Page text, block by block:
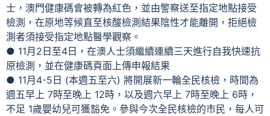
士，澳門健康碼會被轉為紅色，並由警察送至指定地點接受
檢測，在原地等候直至核酸檢測結果陰性才能離開，拒絕檢
測者須接受指定地點醫學觀察。
● 11月2日至4日，在澳人士須繼續連續三天進行自我快速抗
原檢測，並在健康碼頁面上傳申報結果
● 11月4-5日 (本週五至六) 將開展新一輪全民核檢，時間為
週五早上 7時至晚上 12時，以及週六早上 7時至晚上 6時，
不足 1歲嬰幼兒可獲豁免。參與今次全民核檢的市民，每人可